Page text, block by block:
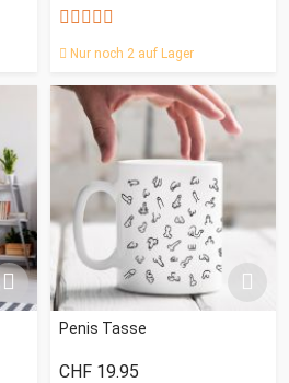
Nur noch 2 auf Lager
Penis Tasse
CHF 19.95